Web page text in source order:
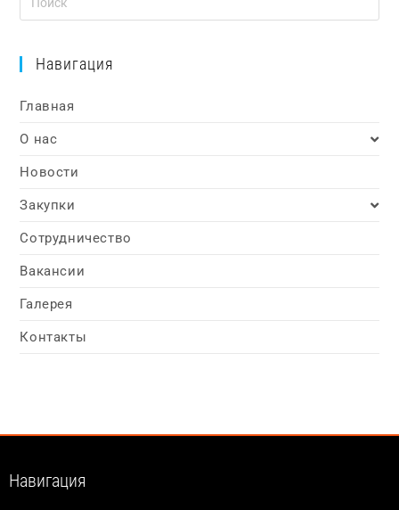
Навигация
Главная
О нас
Новости
Закупки
Сотрудничество
Вакансии
Галерея
Контакты
Навигация